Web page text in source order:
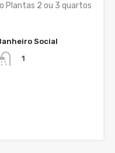
Plantas 2 ou 3 quartos
Social
1